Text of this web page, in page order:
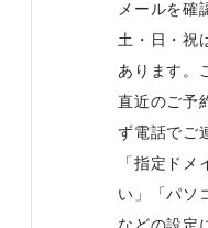
メールを確
土・日・祝
あります。
直近のご予
ず電話でご
「指定ド
い」「パソ